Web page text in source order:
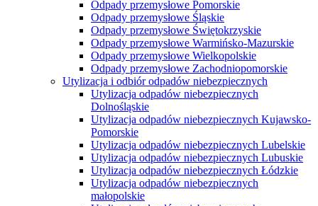
Odpady przemysłowe Pomorskie
Odpady przemysłowe Śląskie
Odpady przemysłowe Świętokrzyskie
Odpady przemysłowe Warmińsko-Mazurskie
Odpady przemysłowe Wielkopolskie
Odpady przemysłowe Zachodniopomorskie
Utylizacja i odbiór odpadów niebezpiecznych
Utylizacja odpadów niebezpiecznych
Dolnośląskie
Utylizacja odpadów niebezpiecznych Kujawsko-
Pomorskie
Utylizacja odpadów niebezpiecznych Lubelskie
Utylizacja odpadów niebezpiecznych Lubuskie
Utylizacja odpadów niebezpiecznych Łódzkie
Utylizacja odpadów niebezpiecznych
małopolskie